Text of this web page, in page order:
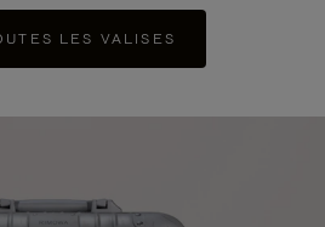
LES VALISES